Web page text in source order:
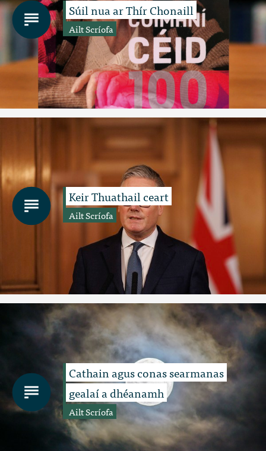
Súil nua ar Thír Chonaill
Ailt Scríofa
Keir Thuathail ceart
Ailt Scríofa
Cathain agus conas searmanas
gealaí a dhéanamh
Ailt Scríofa